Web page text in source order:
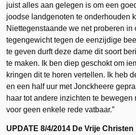
juist alles aan gelegen is om een
joodse landgenoten te onderhouden
Niettegenstaande we net proberen in
tegengewicht tegen de eenzijdige
te geven durft deze dame dit soort
te maken. Ik ben diep geschokt om
kringen dit te horen vertellen. Ik heb
en een half uur met Jonckheere
haar tot andere inzichten te
voor geen enkele rede vatbaar.”
UPDATE 8/4/2014 De Vrije